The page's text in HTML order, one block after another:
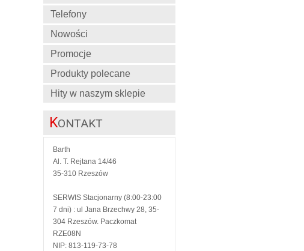
Telefony
Nowości
Promocje
Produkty polecane
Hity w naszym sklepie
KONTAKT
Barth
Al. T. Rejtana 14/46
35-310 Rzeszów
SERWIS Stacjonarny (8:00-23:00
7 dni) : ul Jana Brzechwy 28, 35-
304 Rzeszów. Paczkomat
RZE08N
NIP: 813-119-73-78